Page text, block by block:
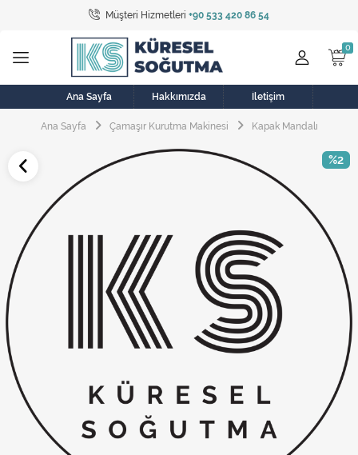
Müşteri Hizmetleri +90 533 420 86 54
Tüm Kategoriler
Bulaşık Makinesi
Buzdolabı
Çamaşır Kurutma Makinesi
Elektrikli Aksamlar
Elektrikli Süpürge
Fan
Fırın, Ocak ve Aspiratör
Klima
Kombi
Ana Sayfa Hakkımızda İletişim
Ana Sayfa Çamaşır Kurutma Makinesi Kapak Mandalı
%2